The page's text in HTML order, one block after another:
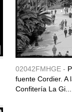
02042FMHGE -
fuente Cordier. A
Confitería La Gi...